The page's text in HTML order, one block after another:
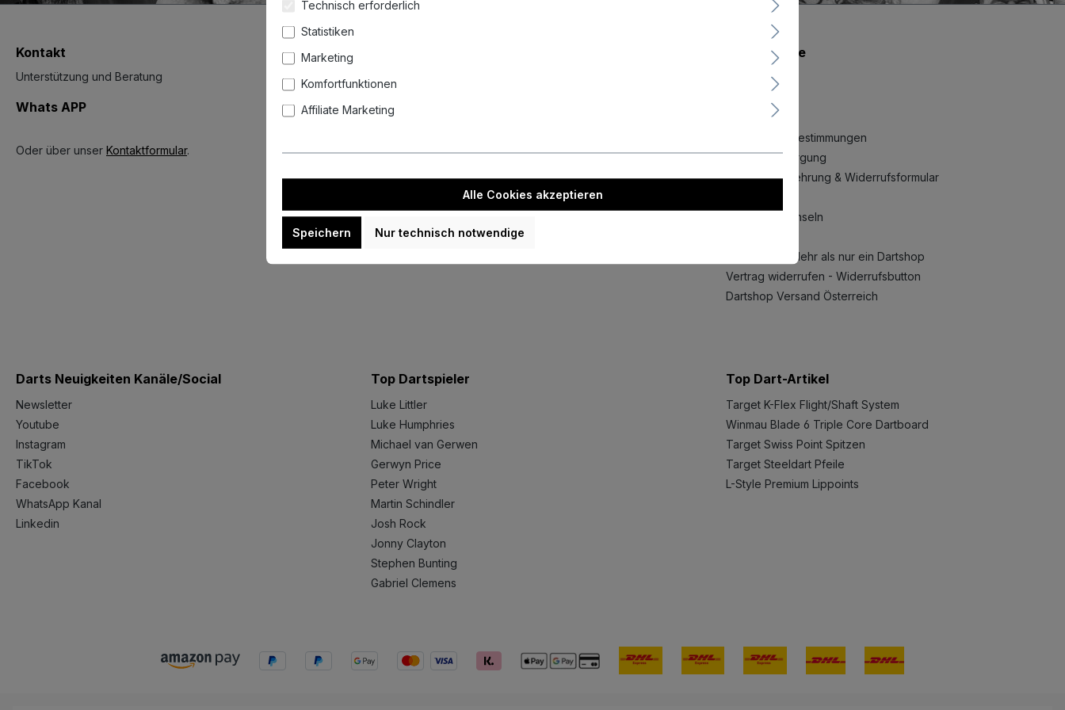
Kontakt
Unterstützung und Beratung
Whats APP
Oder über unser Kontaktformular.
Autodarts Vantage - automatisches Scoring für Steeldarts
Mobil Darts spielen – Die besten Lösungen für Garten, Urlaub
Blick hinter die Kulissen von Evolution Darts
Shopservice
Impressum
Datenschutzbestimmungen
Batterieentsorgung
Widerrufsbelehrung & Widerrufsformular
Sprache wechseln
Dartfieber – Mehr als nur ein Dartshop
Vertrag widerrufen - Widerrufsbutton
Dartshop Versand Österreich
Darts Neuigkeiten Kanäle/Social
Newsletter
Youtube
Instagram
TikTok
Facebook
WhatsApp Kanal
Linkedin
Top Dartspieler
Luke Littler
Luke Humphries
Michael van Gerwen
Gerwyn Price
Peter Wright
Martin Schindler
Josh Rock
Jonny Clayton
Stephen Bunting
Gabriel Clemens
Top Dart-Artikel
Target K-Flex Flight/Shaft System
Winmau Blade 6 Triple Core Dartboard
Target Swiss Point Spitzen
Target Steeldart Pfeile
L-Style Premium Lippoints
Technisch erforderlich
Statistiken
Marketing
Komfortfunktionen
Affiliate Marketing
Alle Cookies akzeptieren
Speichern Nur technisch notwendige